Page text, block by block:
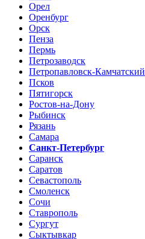
Орел
Оренбург
Орск
Пенза
Пермь
Петрозаводск
Петропавловск-Камчатский
Псков
Пятигорск
Ростов-на-Дону
Рыбинск
Рязань
Самара
Санкт-Петербург
Саранск
Саратов
Севастополь
Смоленск
Сочи
Ставрополь
Сургут
Сыктывкар